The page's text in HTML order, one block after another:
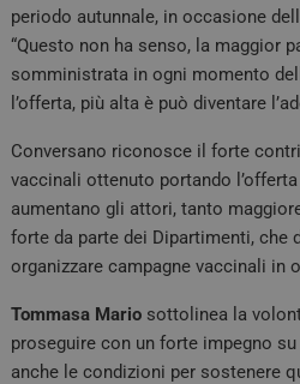
periodo autunnale, in occasione
“Questo non ha senso, la maggior
somministrata in ogni momento
l’offerta, più alta è può diventare
Conversano riconosce il forte
vaccinali ottenuto portando
aumentano gli attori, tanto
forte da parte dei Dipartimenti, che
organizzare campagne vaccinali in
Tommasa Mario sottolinea la
proseguire con un forte impegno
anche le condizioni per sostenere